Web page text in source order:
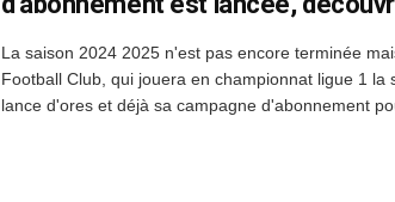
La saison 2024 2025 n'est pas encore terminée
Football Club, qui jouera en championnat ligue 1 la
lance d'ores et déjà sa campagne d'abonnement